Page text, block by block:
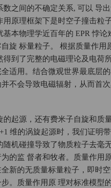
之间的不确定关系, 可以 导
原理框架下是时空子撞击粒
本物理学近百年的 EPR 悖论
旋 标量粒子。 根据质量作用
到了完整的电磁理论及电荷
适用。结合微观世界最底层
不会导致电磁辐射，从而首
起源，还有费米子自旋和质
维的涡旋起源时，我们证明
机碰撞导致了物质粒子去毫
的监 督者和牧者。质量作用
新的无质量标量粒子，即时
。质量作用原 理对标准模型